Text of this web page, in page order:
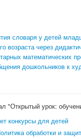
словаря у детей
возраста через
математических
дошкольников к
"Открытый урок:
конкурсы для детей
обработки и